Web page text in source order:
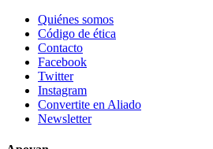
Quiénes somos
Código de ética
Contacto
Facebook
Twitter
Instagram
Convertite en Aliado
Newsletter